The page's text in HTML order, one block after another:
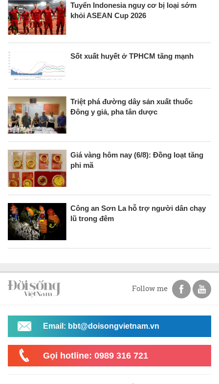
Tuyển Indonesia nguy cơ bị loại sớm
khỏi ASEAN Cup 2026
Sốt xuất huyết ở TPHCM tăng mạnh
Triệt phá đường dây sản xuất thuốc
Đông y giả, pha tân dược
Giá vàng hôm nay (6/8): Đồng loạt tăng
phi mã
Công an Sơn La hỗ trợ người dân chạy
lũ trong đêm
Follow me
Email: bbt@doisongvietnam.vn
Gọi hotline: 0989 316 721